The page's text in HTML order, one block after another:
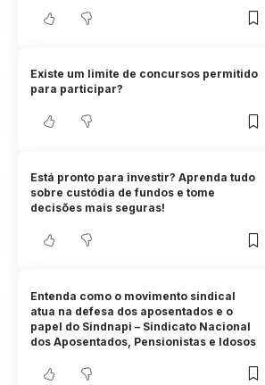
Existe um limite de concursos permitido
para participar?
Está pronto para investir? Aprenda tudo
sobre custódia de fundos e tome
decisões mais seguras!
Entenda como o movimento sindical
atua na defesa dos aposentados e o
papel do Sindnapi – Sindicato Nacional
dos Aposentados, Pensionistas e Idosos